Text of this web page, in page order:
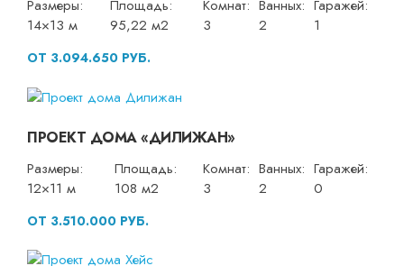
Размеры:
14×13 м
Площадь:
95,22 м2
Комнат:
3
Ванных:
2
Гаражей:
1
ОТ 3.094.650 РУБ.
ПРОЕКТ ДОМА «ДИЛИЖАН»
Размеры:
12×11 м
Площадь:
108 м2
Комнат:
3
Ванных:
2
Гаражей:
0
ОТ 3.510.000 РУБ.